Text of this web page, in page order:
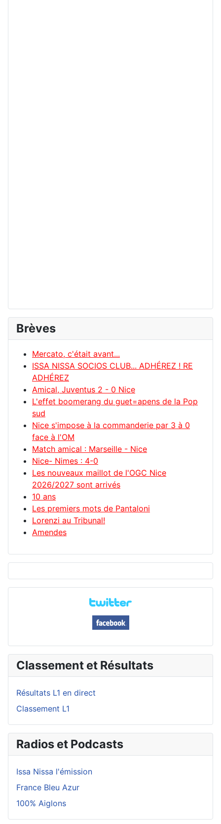
Brèves
Mercato, c'était avant...
ISSA NISSA SOCIOS CLUB... ADHÉREZ ! RE
ADHÉREZ
Amical, Juventus 2 - 0 Nice
L'effet boomerang du guet=apens de la Pop
sud
Nice s'impose à la commanderie par 3 à 0
face à l'OM
Match amical : Marseille - Nice
Nice- Nimes : 4-0
Les nouveaux maillot de l'OGC Nice
2026/2027 sont arrivés
10 ans
Les premiers mots de Pantaloni
Lorenzi au Tribunal!
Amendes
Classement et Résultats
Résultats L1 en direct
Classement L1
Radios et Podcasts
Issa Nissa l'émission
France Bleu Azur
100% Aiglons